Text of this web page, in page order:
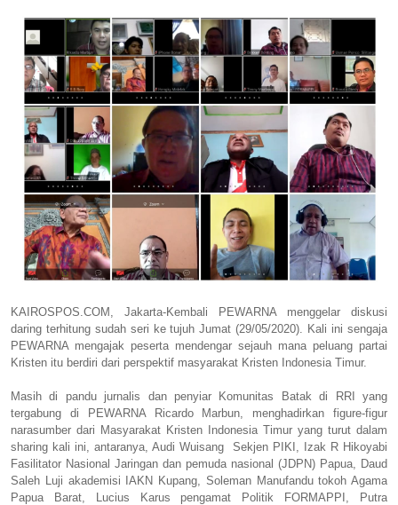
KAIROSPOS.COM, Jakarta-Kembali PEWARNA menggelar diskusi
daring terhitung sudah seri ke tujuh Jumat (29/05/2020). Kali ini sengaja
PEWARNA mengajak peserta mendengar sejauh mana peluang partai
Kristen itu berdiri dari perspektif masyarakat Kristen Indonesia Timur.
Masih di pandu jurnalis dan penyiar Komunitas Batak di RRI yang
tergabung di PEWARNA Ricardo Marbun, menghadirkan figure-figur
narasumber dari Masyarakat Kristen Indonesia Timur yang turut dalam
sharing kali ini, antaranya, Audi Wuisang Sekjen PIKI, Izak R Hikoyabi
Fasilitator Nasional Jaringan dan pemuda nasional (JDPN) Papua, Daud
Saleh Luji akademisi IAKN Kupang, Soleman Manufandu tokoh Agama
Papua Barat, Lucius Karus pengamat Politik FORMAPPI, Putra